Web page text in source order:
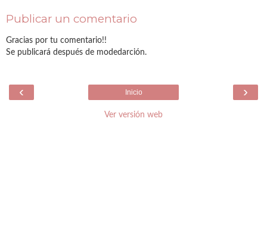
Publicar un comentario
Gracias por tu comentario!!
Se publicará después de modedarción.
‹ ›
Inicio
Ver versión web